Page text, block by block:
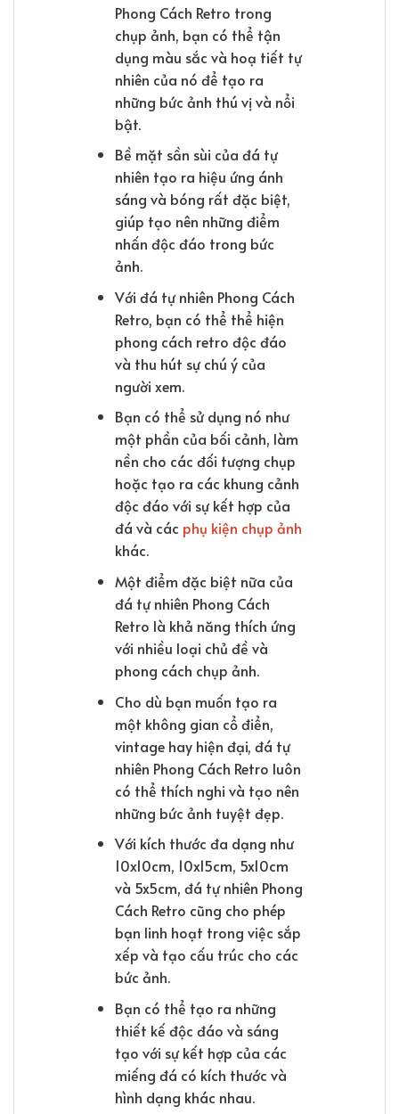
Phong Cách Retro trong
chụp ảnh, bạn có thể tận
dụng màu sắc và hoạ tiết tự
nhiên của nó để tạo ra
những bức ảnh thú vị và nổi
bật.
Bề mặt sần sùi của đá tự
nhiên tạo ra hiệu ứng ánh
sáng và bóng rất đặc biệt,
giúp tạo nên những điểm
nhấn độc đáo trong bức
ảnh.
Với đá tự nhiên Phong Cách
Retro, bạn có thể thể hiện
phong cách retro độc đáo
và thu hút sự chú ý của
người xem.
Bạn có thể sử dụng nó như
một phần của bối cảnh, làm
nền cho các đối tượng chụp
hoặc tạo ra các khung cảnh
độc đáo với sự kết hợp của
đá và các phụ kiện chụp ảnh
khác.
Một điểm đặc biệt nữa của
đá tự nhiên Phong Cách
Retro là khả năng thích ứng
với nhiều loại chủ đề và
phong cách chụp ảnh.
Cho dù bạn muốn tạo ra
một không gian cổ điển,
vintage hay hiện đại, đá tự
nhiên Phong Cách Retro luôn
có thể thích nghi và tạo nên
những bức ảnh tuyệt đẹp.
Với kích thước đa dạng như
10x10cm, 10x15cm, 5x10cm
và 5x5cm, đá tự nhiên Phong
Cách Retro cũng cho phép
bạn linh hoạt trong việc sắp
xếp và tạo cấu trúc cho các
bức ảnh.
Bạn có thể tạo ra những
thiết kế độc đáo và sáng
tạo với sự kết hợp của các
miếng đá có kích thước và
hình dạng khác nhau.